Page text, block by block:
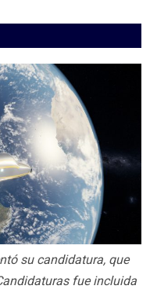
su candidatura, que
fue incluida